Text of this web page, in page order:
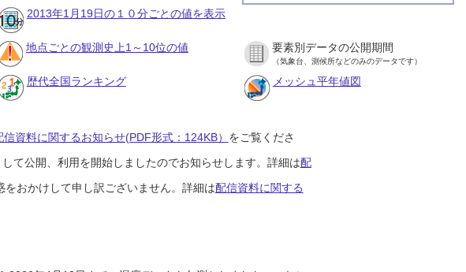
2013年1月19日の１０分ごとの値を表示
地点ごとの観測史上1～10位の値 要素別データの公開期間
（気象台、測候所などのみのデータです）
歴代全国ランキング メッシュ平年値図
信資料に関するお知らせ(PDF形式：124KB） をご覧くださ
て公開、利用を開始しましたのでお知らせします。詳細は配
おかけして申し訳ございません。詳細は配信資料に関する